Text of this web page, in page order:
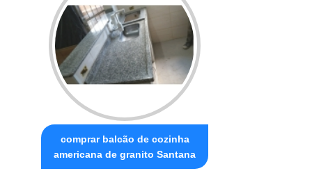
comprar balcão de cozinha
americana de granito Santana